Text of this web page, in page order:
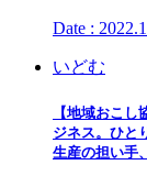
Date :
いどむ
【地域おこ
ジネス。ひと
生産の担い手